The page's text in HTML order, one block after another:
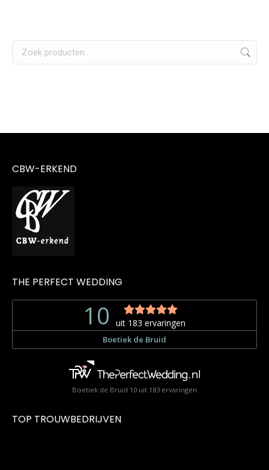
CBW-ERKEND
THE PERFECT WEDDING
Boetiek de Bruid 10 uit 183 ervaringen
TOP TROUWBEDRIJVEN